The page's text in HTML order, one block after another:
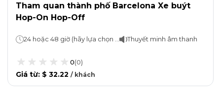
Tham quan thành phố Barcelona Xe buýt
Hop-On Hop-Off
Thuyết minh âm thanh
0(0)
Giá từ: $ 32.22 / khách